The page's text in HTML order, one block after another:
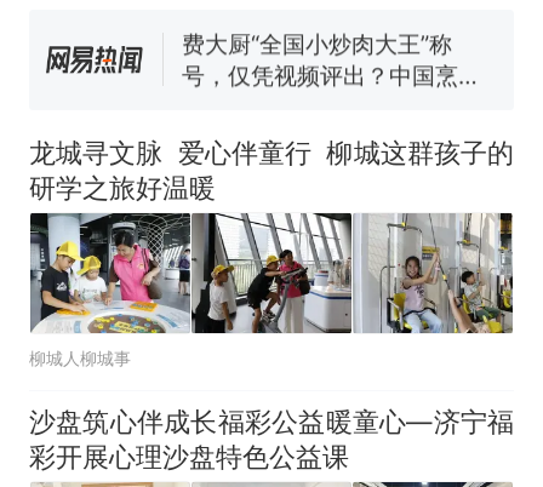
协会回应
台风"白海豚"中心附近最大风
力已达15级 最新研判
试前13名均遭淘汰？教育局：
已叫停招聘，成立调查组全面
核查
笔试第一被第二名传话劝弃考
官方通报
热
那个在床头放菜刀的女孩，
因老师一句“跟我回家”改写了
人生
龙城寻文脉 爱心伴童行 柳城这群孩子的
研学之旅好温暖
柳城人柳城事
沙盘筑心伴成长福彩公益暖童心—济宁福
彩开展心理沙盘特色公益课